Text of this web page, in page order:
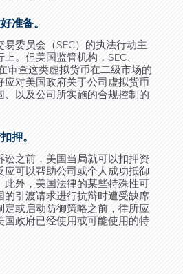
准备。
委员会（SEC）的执法行动主
。但美国监管机构，SEC、
审查这类虚拟货币在二级市场的
应对美国政府关于公司虚拟货币
、以及公司所实施的合规控制的
押。
讼之前，美国当局就可以扣押资
应可以帮助公司或个人成功抵御
此外，美国法律的某些特殊性可
的引渡请求进行抗辩时遭受缺席
定或启动防御策略之前，律所应
国政府已经使用或可能使用的特